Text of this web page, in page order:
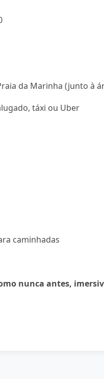
da Marinha (junto à
táxi ou Uber
caminhadas
nunca antes,